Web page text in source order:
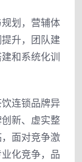
划，营辅体
升，团队建
和系统化训
连锁品牌异
新、虚实整
面对竞争激
化竞争，品